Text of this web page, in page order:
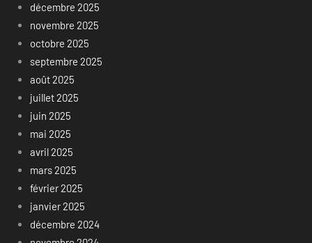
décembre 2025
novembre 2025
octobre 2025
septembre 2025
août 2025
juillet 2025
juin 2025
mai 2025
avril 2025
mars 2025
février 2025
janvier 2025
décembre 2024